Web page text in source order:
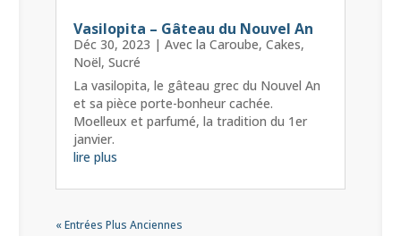
Vasilopita – Gâteau du Nouvel An
Déc 30, 2023 | Avec la Caroube, Cakes,
Noël, Sucré
La vasilopita, le gâteau grec du Nouvel An
et sa pièce porte-bonheur cachée.
Moelleux et parfumé, la tradition du 1er
janvier.
lire plus
« Entrées Plus Anciennes